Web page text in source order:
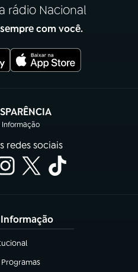
rádio Nacional
com você.
Informação
(abre em nova aba)
redes sociais
em nova aba)
nova aba)